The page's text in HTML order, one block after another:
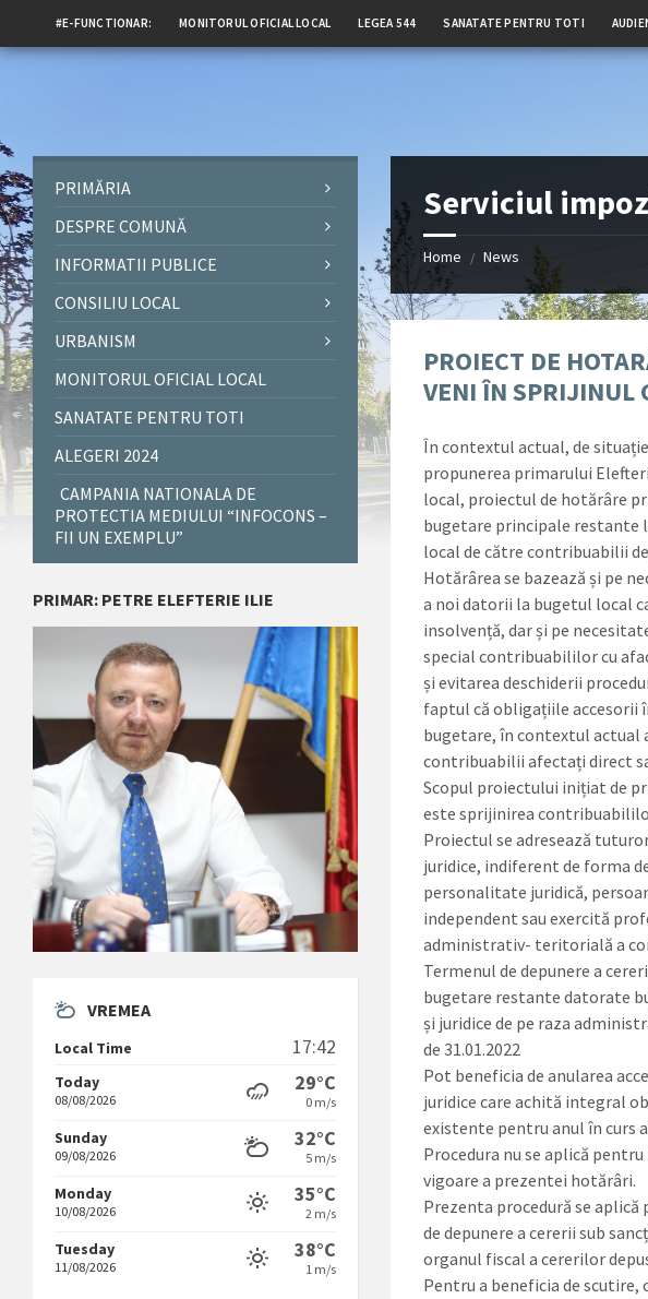
#E-FUNCTIONAR: MONITORUL OFICIAL LOCAL LEGEA 544 SANATATE PENTRU TOTI
Serviciul
Home / News
PROIECT DE
VENI ÎN SPRIJINUL
În contextul actual, de
propunerea primarului
local, proiectul de hotărâre
bugetare principale restante
local de către contribuabilii
Hotărârea se bazează și pe
a noi datorii la bugetul local
insolvență, dar și pe
special contribuabililor cu
și evitarea deschiderii
faptul că obligațiile accesorii
bugetare, în contextul actual
contribuabilii afectați direct
Scopul proiectului inițiat de
este sprijinirea
Proiectul se adresează
juridice, indiferent de forma
personalitate juridică,
independent sau exercită
administrativ- teritorială a
Termenul de depunere a
bugetare restante datorate
și juridice de pe raza
de 31.01.2022
Pot beneficia de anularea
juridice care achită integral
existente pentru anul în curs
Procedura nu se aplică
vigoare a prezentei hotărâri.
Prezenta procedură se aplică
de depunere a cererii sub
organul fiscal a cererilor
Pentru a beneficia de
PRIMĂRIA
DESPRE COMUNĂ
INFORMATII PUBLICE
CONSILIU LOCAL
URBANISM
MONITORUL OFICIAL LOCAL
SANATATE PENTRU TOTI
ALEGERI 2024
CAMPANIA NATIONALA DE
PROTECTIA MEDIULUI “INFOCONS –
FII UN EXEMPLU”
PRIMAR: PETRE ELEFTERIE ILIE
VREMEA
Local Time 17:42
Today
08/08/2026
29°C
0 m/s
Sunday
09/08/2026
32°C
5 m/s
Monday
10/08/2026
35°C
2 m/s
Tuesday
11/08/2026
38°C
1 m/s